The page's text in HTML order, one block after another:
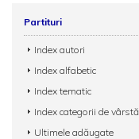
Partituri
Index autori
Index alfabetic
Index tematic
Index categorii de vârstă
Ultimele adăugate